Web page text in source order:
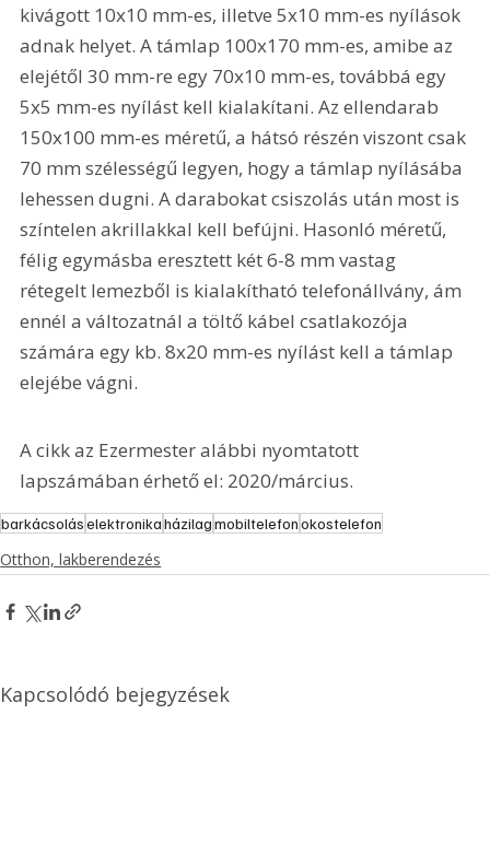
kivágott 10x10 mm-es, illetve 5x10 mm-es nyílások
adnak helyet. A támlap 100x170 mm-es, amibe az
elejétől 30 mm-re egy 70x10 mm-es, továbbá egy
5x5 mm-es nyílást kell kialakítani. Az ellendarab
150x100 mm-es méretű, a hátsó részén viszont csak
70 mm szélességű legyen, hogy a támlap nyílásába
lehessen dugni. A darabokat csiszolás után most is
színtelen akrillakkal kell befújni. Hasonló méretű,
félig egymásba eresztett két 6-8 mm vastag
rétegelt lemezből is kialakítható telefonállvány, ám
ennél a változatnál a töltő kábel csatlakozója
számára egy kb. 8x20 mm-es nyílást kell a támlap
elejébe vágni.
A cikk az Ezermester alábbi nyomtatott
lapszámában érhető el: 2020/március.
barkácsoláselektronikaházilagmobiltelefonokostelefon
Otthon, lakberendezés
Kapcsolódó bejegyzések